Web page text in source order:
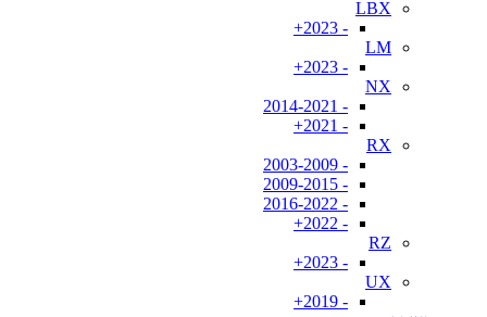
LBX
- 2023+
LM
- 2023+
NX
- 2014-2021
- 2021+
RX
- 2003-2009
- 2009-2015
- 2016-2022
- 2022+
RZ
- 2023+
UX
- 2019+